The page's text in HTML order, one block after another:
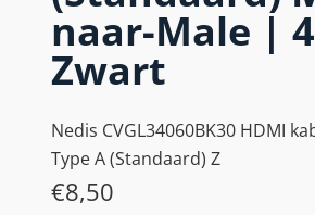
naar-Male |
Zwart
Nedis CVGL34060BK30 HDMI
Type A (Standaard) Z
€8,50